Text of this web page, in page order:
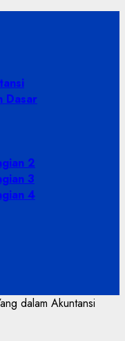
Dasar
2
3
4
dalam Akuntansi